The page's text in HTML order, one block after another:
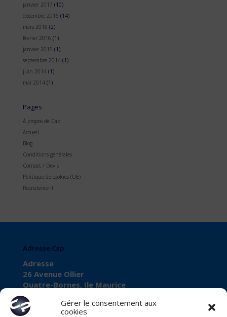
Gérer le consentement aux
cookies
janvier 2017 (10)
décembre 2016 (14)
mars 2016 (2)
février 2016 (1)
janvier 2015 (1)
septembre 2014(1)
juin 2014(1)
mai 2014(1)
Pages
À propos de Cap
Accueil
Blog
Conditions générales
Contact / Devis
Politique de cookies (UE)
Recrutement
Adresse Cap
Adresse
26 Avenue Ollier
Quatre-Bornes, Ile Maurice